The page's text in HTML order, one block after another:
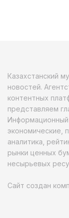
Казахстанский
новостей.
контентных
представляем
Информационный
экономические,
аналитика,
рынки ценных
несырьевых
Сайт создан